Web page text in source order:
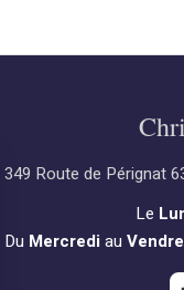
349 Route de Pérignat
Le
Du Mercrediau